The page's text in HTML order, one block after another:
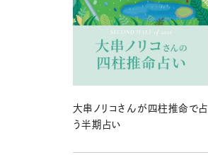
大串ノリコさんが四柱推命で占
う半期占い